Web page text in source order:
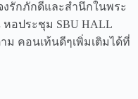
รักภักดีและสำนึกในพระ
อประชุม SBU HALL
ม คอนเท้นดีๆเพิ่มเติมได้ที่